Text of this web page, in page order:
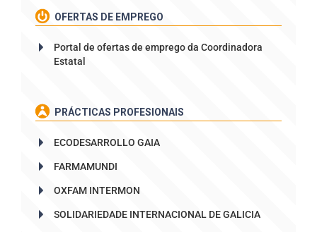
OFERTAS DE EMPREGO
Portal de ofertas de emprego da Coordinadora
Estatal
PRÁCTICAS PROFESIONAIS
ECODESARROLLO GAIA
FARMAMUNDI
OXFAM INTERMON
SOLIDARIEDADE INTERNACIONAL DE GALICIA